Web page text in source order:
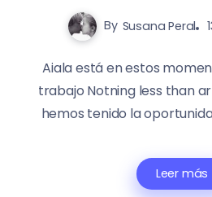
By Susana Peral
Aiala está en estos
trabajo Notning less than
hemos tenido la
Leer más